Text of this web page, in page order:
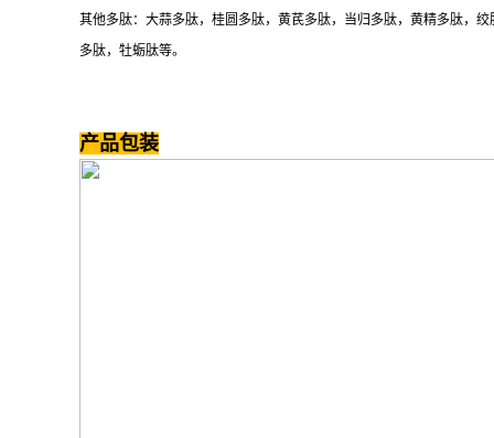
其他多肽：大蒜多肽，桂圆多肽，黄芪多肽，当归多肽，黄精多肽，
多肽，牡蛎肽等。
产品包装